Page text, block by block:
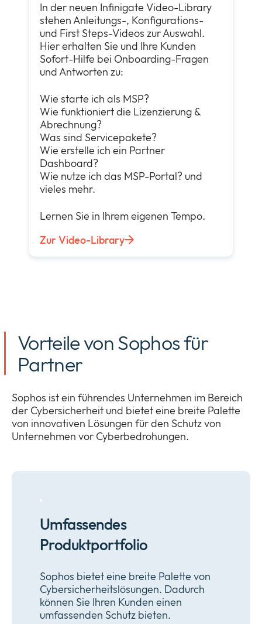
In der neuen Infinigate Video-Library
stehen Anleitungs-, Konfigurations-
und First Steps-Videos zur Auswahl.
Hier erhalten Sie und Ihre Kunden
Sofort-Hilfe bei Onboarding-Fragen
und Antworten zu:
Wie starte ich als MSP?
Wie funktioniert die Lizenzierung &
Abrechnung?
Was sind Servicepakete?
Wie erstelle ich ein Partner
Dashboard?
Wie nutze ich das MSP-Portal? und
vieles mehr.
Lernen Sie in Ihrem eigenen Tempo.
Zur Video-Library
Vorteile von Sophos für
Partner
Sophos ist ein führendes Unternehmen im Bereich
der Cybersicherheit und bietet eine breite Palette
von innovativen Lösungen für den Schutz von
Unternehmen vor Cyberbedrohungen.
Umfassendes
Produktportfolio
Sophos bietet eine breite Palette von
Cybersicherheitslösungen. Dadurch
können Sie Ihren Kunden einen
umfassenden Schutz bieten.